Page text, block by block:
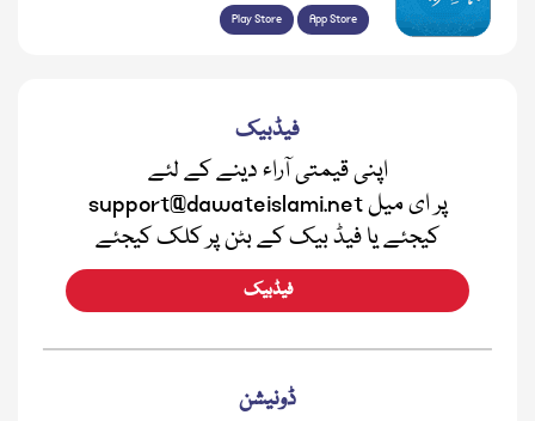
Play Store App Store
فیڈبیک
اپنی قیمتی آراء دینے کے لئے
support@dawateislami.net پر ای میل
کیجئے یا فیڈ بیک کے بٹن پر کلک کیجئے
فیڈبیک
ڈونیشن